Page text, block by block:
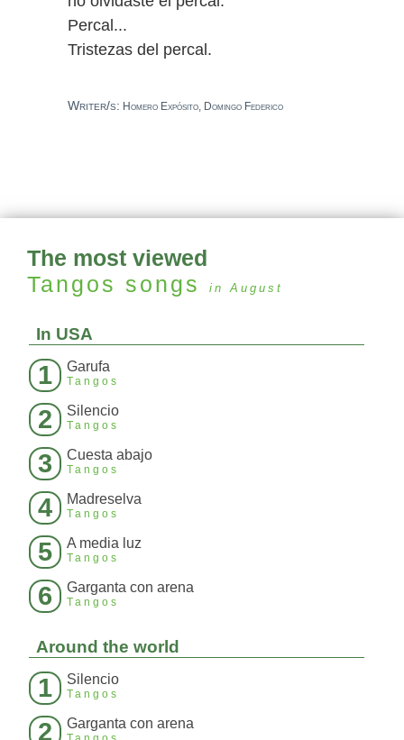
Percal...
Tristezas del percal.
Writer/s: Homero Expósito, Domingo Federico
The most viewed
Tangos songs in August
In USA
1 Garufa
Tangos
2 Silencio
Tangos
3 Cuesta abajo
Tangos
4 Madreselva
Tangos
5 A media luz
Tangos
6 Garganta con arena
Tangos
Around the world
1 Silencio
Tangos
2 Garganta con arena